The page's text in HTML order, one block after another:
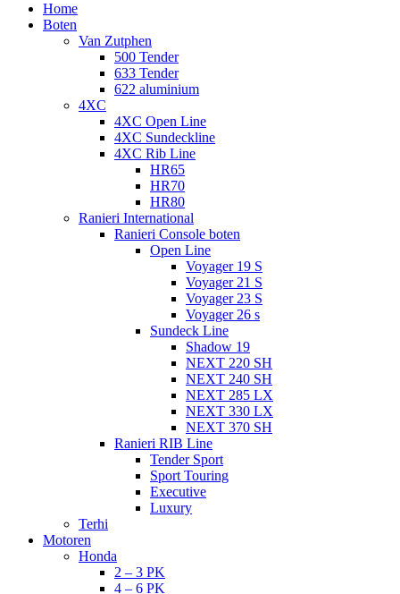
Home
Boten
Van Zutphen
500 Tender
633 Tender
622 aluminium
4XC
4XC Open Line
4XC Sundeckline
4XC Rib Line
HR65
HR70
HR80
Ranieri International
Ranieri Console boten
Open Line
Voyager 19 S
Voyager 21 S
Voyager 23 S
Voyager 26 s
Sundeck Line
Shadow 19
NEXT 220 SH
NEXT 240 SH
NEXT 285 LX
NEXT 330 LX
NEXT 370 SH
Ranieri RIB Line
Tender Sport
Sport Touring
Executive
Luxury
Terhi
Motoren
Honda
2 – 3 PK
4 – 6 PK